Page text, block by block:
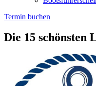
Termin buchen
Die 15 schönsten